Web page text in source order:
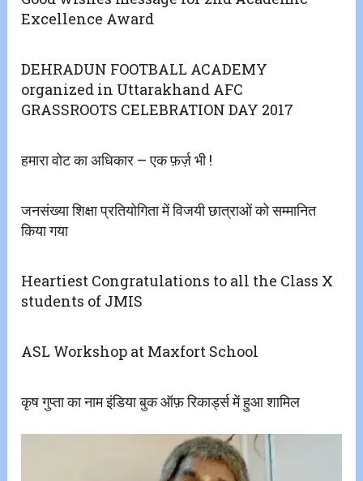
Excellence Award
DEHRADUN FOOTBALL ACADEMY
organized in Uttarakhand AFC
GRASSROOTS CELEBRATION DAY 2017
हमारा वोट का अधिकार – एक फ़र्ज़ भी !
जनसंख्या शिक्षा प्रतियोगिता में विजयी छात्राओं को सम्मानित
किया गया
Heartiest Congratulations to all the Class X
students of JMIS
ASL Workshop at Maxfort School
कृष गुप्ता का नाम इंडिया बुक ऑफ़ रिकार्ड्स में हुआ शामिल